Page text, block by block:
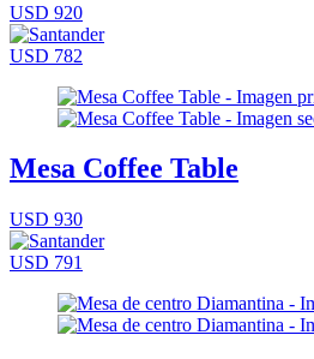
USD 920
USD 782
Mesa Coffee Table
USD 930
USD 791